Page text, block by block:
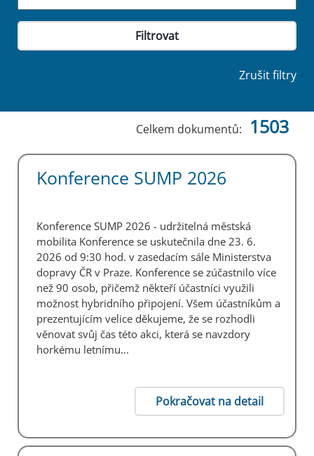
Zrušit filtry
Konference SUMP 2026
Konference SUMP 2026 - udržitelná městská
mobilita Konference se uskutečnila dne 23. 6.
2026 od 9:30 hod. v zasedacím sále Ministerstva
dopravy ČR v Praze. Konference se zúčastnilo více
než 90 osob, přičemž někteří účastníci využili
možnost hybridního připojení. Všem účastníkům a
prezentujícím velice děkujeme, že se rozhodli
věnovat svůj čas této akci, která se navzdory
horkému letnímu...
Pokračovat na detail
Celkem dokumentů: 1503